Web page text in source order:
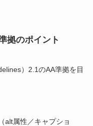
拠のポイント
）2.1のAA準拠を目
alt属性／キャプショ